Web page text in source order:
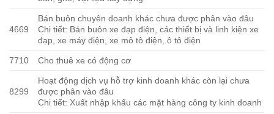
4669
Bán buôn chuyên doanh khác chưa được phân vào đâu
Chi tiết: Bán buôn xe đạp điện, các thiết bị và linh kiện xe
đạp, xe máy điện, xe mô tô điện, ô tô điện
7710 Cho thuê xe có động cơ
8299
Hoạt động dịch vụ hỗ trợ kinh doanh khác còn lại chưa
được phân vào đâu
Chi tiết: Xuất nhập khẩu các mặt hàng công ty kinh doanh